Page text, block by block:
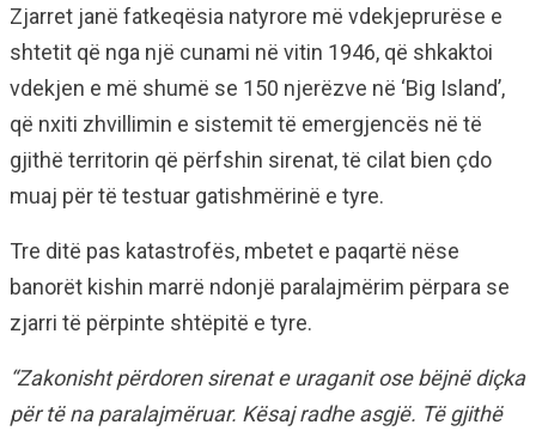
Zjarret janë fatkeqësia natyrore më vdekjeprurëse e
shtetit që nga një cunami në vitin 1946, që shkaktoi
vdekjen e më shumë se 150 njerëzve në ‘Big Island’,
që nxiti zhvillimin e sistemit të emergjencës në të
gjithë territorin që përfshin sirenat, të cilat bien çdo
muaj për të testuar gatishmërinë e tyre.
Tre ditë pas katastrofës, mbetet e paqartë nëse
banorët kishin marrë ndonjë paralajmërim përpara se
zjarri të përpinte shtëpitë e tyre.
“Zakonisht përdoren sirenat e uraganit ose bëjnë diçka
për të na paralajmëruar. Kësaj radhe asgjë. Të gjithë